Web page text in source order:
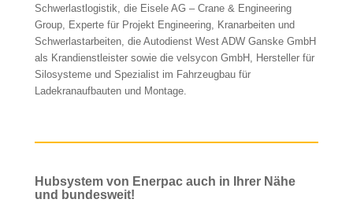
Schwerlastlogistik, die Eisele AG – Crane & Engineering
Group, Experte für Projekt Engineering, Kranarbeiten und
Schwerlastarbeiten, die Autodienst West ADW Ganske GmbH
als Krandienstleister sowie die velsycon GmbH, Hersteller für
Silosysteme und Spezialist im Fahrzeugbau für
Ladekranaufbauten und Montage.
Hubsystem von Enerpac auch in Ihrer Nähe
und bundesweit!